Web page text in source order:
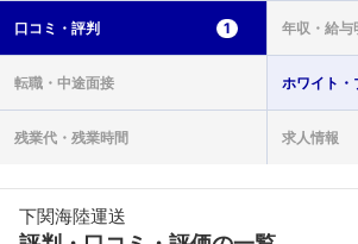
口コミ・ 評判 1 年収・ 給与
転職・ 中途面接 ホワイト・
残業代・ 残業時間 求人情報
下関海陸運送